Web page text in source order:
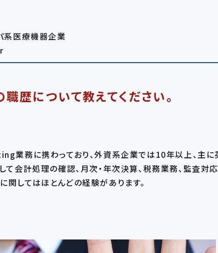
JOB SEARCH
系医療機器企業
歴について教えてください。
業務に携わっており、外資系企業では10年以上、主に
て会計処理の確認、月次・年次決算、税務業務、監査対
してはほとんどの経験があります。